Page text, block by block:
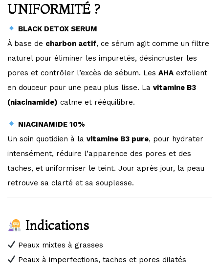
UNIFORMITÉ ?
BLACK DETOX SERUM
À base de charbon actif, ce sérum agit comme un filtre
naturel pour éliminer les impuretés, désincruster les
pores et contrôler l’excès de sébum. Les AHA exfolient
en douceur pour une peau plus lisse. La vitamine B3
(niacinamide) calme et rééquilibre.
NIACINAMIDE 10%
Un soin quotidien à la vitamine B3 pure, pour hydrater
intensément, réduire l’apparence des pores et des
taches, et uniformiser le teint. Jour après jour, la peau
retrouve sa clarté et sa souplesse.
Indications
Peaux mixtes à grasses
Peaux à imperfections, taches et pores dilatés